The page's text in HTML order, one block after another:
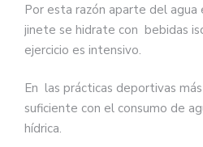
Por esta razón aparte del
jinete se hidrate con bebidas
ejercicio es intensivo.
En las prácticas deportivas
suficiente con el consumo de
hídrica.